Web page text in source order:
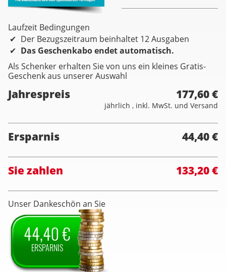
Laufzeit Bedingungen
Der Bezugszeitraum beinhaltet 12 Ausgaben
Das Geschenkabo endet automatisch.
Als Schenker erhalten Sie von uns ein kleines Gratis-
Geschenk aus unserer Auswahl
Jahrespreis 177,60 €
jährlich , inkl. MwSt. und Versand
Ersparnis 44,40 €
Sie zahlen 133,20 €
Unser Dankeschön an Sie
44,40 €
ERSPARNIS